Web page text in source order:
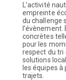
L’activité
empreinte
du challenge
concrètes
pour les
respect du tri
solutions
leséquipes à
trajets.